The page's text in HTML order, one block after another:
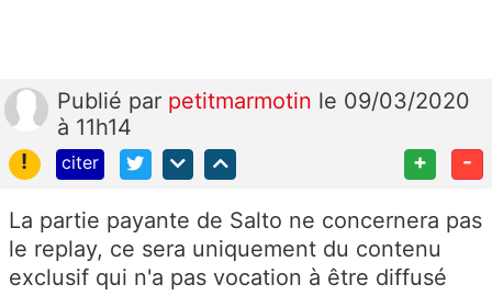
Publié par petitmarmotin le 09/03/2020
à 11h14
!
citer + -
La partie payante de Salto ne concernera pas
le replay, ce sera uniquement du contenu
exclusif qui n'a pas vocation à être diffusé